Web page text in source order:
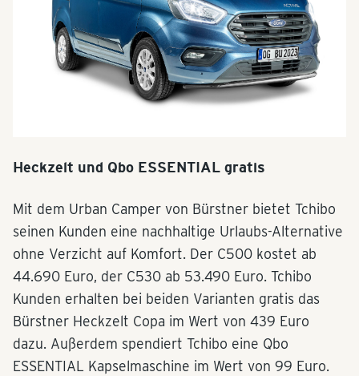
Heckzelt und Qbo ESSENTIAL gratis
Mit dem Urban Camper von Bürstner bietet Tchibo
seinen Kunden eine nachhaltige Urlaubs-Alternative
ohne Verzicht auf Komfort. Der C500 kostet ab
44.690 Euro, der C530 ab 53.490 Euro. Tchibo
Kunden erhalten bei beiden Varianten gratis das
Bürstner Heckzelt Copa im Wert von 439 Euro
dazu. Außerdem spendiert Tchibo eine Qbo
ESSENTIAL Kapselmaschine im Wert von 99 Euro.